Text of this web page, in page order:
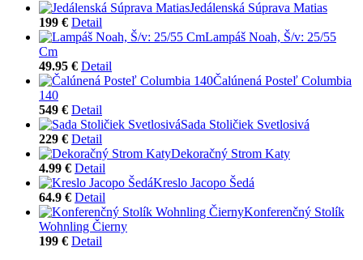
Jedálenská Súprava Matias
199 € Detail
Lampáš Noah, Š/v: 25/55
Cm
49.95 € Detail
Čalúnená Posteľ Columbia
140
549 € Detail
Sada Stoličiek Svetlosivá
229 € Detail
Dekoračný Strom Katy
4.99 € Detail
Kreslo Jacopo Šedá
64.9 € Detail
Konferenčný Stolík
Wohnling Čierny
199 € Detail